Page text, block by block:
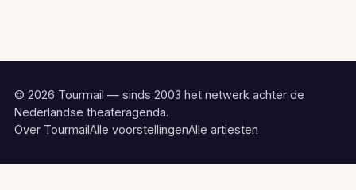
© 2026 Tourmail — sinds 2003 het netwerk achter de
Nederlandse theateragenda.
Over TourmailAlle voorstellingenAlle artiesten